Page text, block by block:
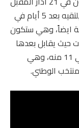
عندما يلعب مع مضيفه الأسترالي، قبل ان يلتقيه بعد 5 أيام في
ايضاً، وهي ستكون
حيث يقابل بعدها
فلسطين في 6 حزيران، ومن ثم بنغلادش في 11 منه، وهي
الوطني.